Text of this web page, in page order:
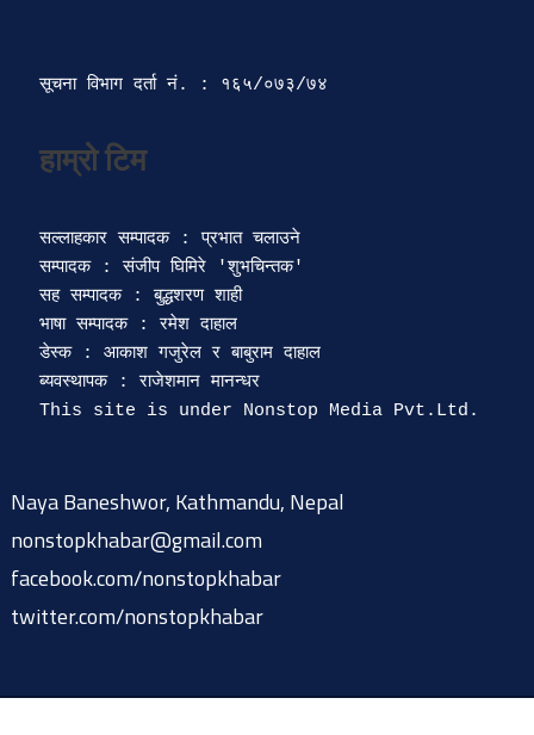
सूचना विभाग दर्ता‍ नं. : १६५/०७३/७४
हाम्रो टिम
सल्लाहकार सम्पादक : प्रभात चलाउने
सम्पादक : संजीप घिमिरे 'शुभचिन्तक'
सह सम्पादक : बुद्धशरण शाही
भाषा सम्पादक : रमेश दाहाल
डेस्क : आकाश गजुरेल र बाबुराम दाहाल
ब्यवस्थापक : राजेशमान मानन्धर
Naya Baneshwor, Kathmandu, Nepal
nonstopkhabar@gmail.com
facebook.com/nonstopkhabar
twitter.com/nonstopkhabar